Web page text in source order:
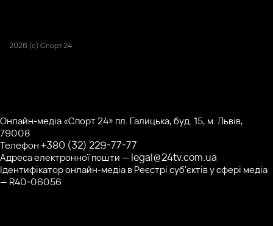
2026 (с) Спорт 24
Онлайн-медіа «Спорт 24» пл. Галицька, буд. 15, м. Львів,
79008
Телефон +380 (32) 229-77-77
Адреса електронної пошти — legal@24tv.com.ua
Ідентифікатор онлайн-медіа в Реєстрі суб'єктів у сфері медіа
— R40-06056